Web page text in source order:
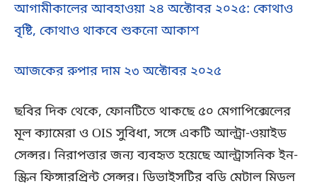
আগামীকালের আবহাওয়া ২৪ অক্টোবর ২০২৫: কোথাও
বৃষ্টি, কোথাও থাকবে শুকনো আকাশ
আজকের রুপার দাম ২৩ অক্টোবর ২০২৫
ছবির দিক থেকে, ফোনটিতে থাকছে ৫০ মেগাপিক্সেলের
মূল ক্যামেরা ও OIS সুবিধা, সঙ্গে একটি আল্ট্রা-ওয়াইড
সেন্সর। নিরাপত্তার জন্য ব্যবহৃত হয়েছে আল্ট্রাসনিক ইন-
স্ক্রিন ফিঙ্গারপ্রিন্ট সেন্সর। ডিভাইসটির বডি মেটাল মিডল